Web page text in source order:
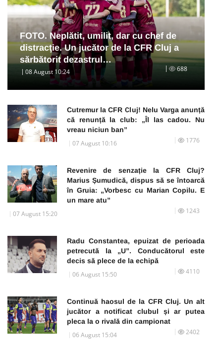
FOTO. Neplătit, umilit, dar cu chef de
distracţie. Un jucător de la CFR Cluj a
sărbătorit dezastrul…
08 August 10:24 688
Cutremur la CFR Cluj! Nelu Varga anunță
că renunță la club: „Îl las cadou. Nu
vreau niciun ban”
07 August 10:16 1776
Revenire de senzație la CFR Cluj?
Marius Șumudică, dispus să se întoarcă
în Gruia: „Vorbesc cu Marian Copilu. E
un mare atu”
07 August 15:20 1243
Radu Constantea, epuizat de perioada
petrecută la „U”. Conducătorul este
decis să plece de la echipă
06 August 15:50 4110
Continuă haosul de la CFR Cluj. Un alt
jucător a notificat clubul și ar putea
pleca la o rivală din campionat
06 August 15:04 2402